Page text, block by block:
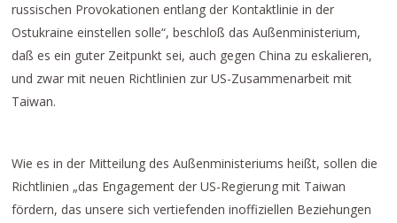
russischen Provokationen entlang der Kontaktlinie in der
Ostukraine einstellen solle“, beschloß das Außenministerium,
daß es ein guter Zeitpunkt sei, auch gegen China zu eskalieren,
und zwar mit neuen Richtlinien zur US-Zusammenarbeit mit
Taiwan.
Wie es in der Mitteilung des Außenministeriums heißt, sollen die
Richtlinien „das Engagement der US-Regierung mit Taiwan
fördern, das unsere sich vertiefenden inoffiziellen Beziehungen